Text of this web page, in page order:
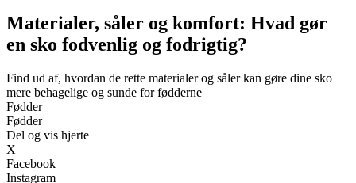
Materialer, såler og komfort: Hvad gør
en sko fodvenlig og fodrigtig?
Find ud af, hvordan de rette materialer og såler kan gøre dine sko
mere behagelige og sunde for fødderne
Fødder
Fødder
Del og vis hjerte
X
Facebook
Instagram